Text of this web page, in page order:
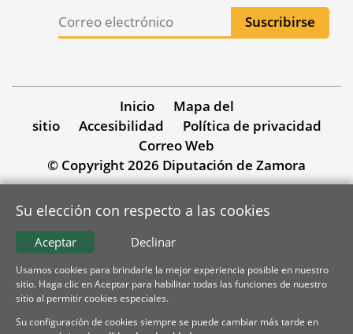
Inicio
Mapa del
sitio
Accesibilidad
Política de privacidad
Correo Web
© Copyright 2026 Diputación de Zamora
Su elección con respecto a las cookies
Declinar
Aceptar
Usamos cookies para brindarle la mejor experiencia posible en nuestro
sitio. Haga clic en Aceptar para habilitar todas las funciones de nuestro
sitio al permitir cookies especiales.
Su configuración de cookies siempre se puede cambiar más tarde en